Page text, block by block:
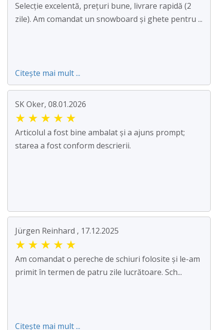
Selecție excelentă, prețuri bune, livrare rapidă (2
zile). Am comandat un snowboard și ghete pentru ...
Citește mai mult ...
SK Oker, 08.01.2026
★ ★ ★ ★ ★
Articolul a fost bine ambalat și a ajuns prompt;
starea a fost conform descrierii.
Jürgen Reinhard , 17.12.2025
★ ★ ★ ★ ★
Am comandat o pereche de schiuri folosite și le-am
primit în termen de patru zile lucrătoare. Sch...
Citește mai mult ...